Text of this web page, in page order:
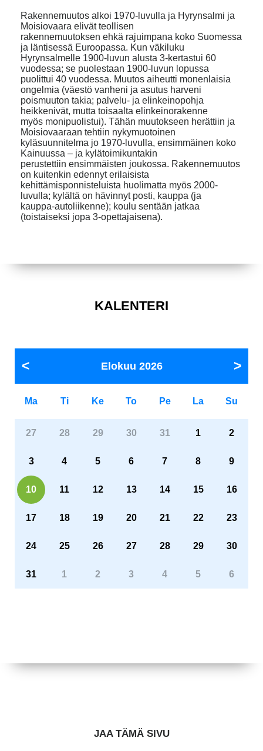
Rakennemuutos alkoi 1970-luvulla ja Hyrynsalmi ja
Moisiovaara elivät teollisen
rakennemuutoksen ehkä rajuimpana koko Suomessa
ja läntisessä Euroopassa. Kun väkiluku
Hyrynsalmelle 1900-luvun alusta 3-kertastui 60
vuodessa; se puolestaan 1900-luvun lopussa
puolittui 40 vuodessa. Muutos aiheutti monenlaisia
ongelmia (väestö vanheni ja asutus harveni
poismuuton takia; palvelu- ja elinkeinopohja
heikkenivät, mutta toisaalta elinkeinorakenne
myös monipuolistui). Tähän muutokseen herättiin ja
Moisiovaaraan tehtiin nykymuotoinen
kyläsuunnitelma jo 1970-luvulla, ensimmäinen koko
Kainuussa – ja kylätoimikuntakin
perustettiin ensimmäisten joukossa. Rakennemuutos
on kuitenkin edennyt erilaisista
kehittämisponnisteluista huolimatta myös 2000-
luvulla; kylältä on hävinnyt posti, kauppa (ja
kauppa-autoliikenne); koulu sentään jatkaa
(toistaiseksi jopa 3-opettajaisena).
KALENTERI
Elokuu 2026
Ma Ti Ke To Pe La Su
27 28 29 30 31 1 2
3 4 5 6 7 8 9
10 11 12 13 14 15 16
17 18 19 20 21 22 23
24 25 26 27 28 29 30
31 1 2 3 4 5 6
JAA TÄMÄ SIVU